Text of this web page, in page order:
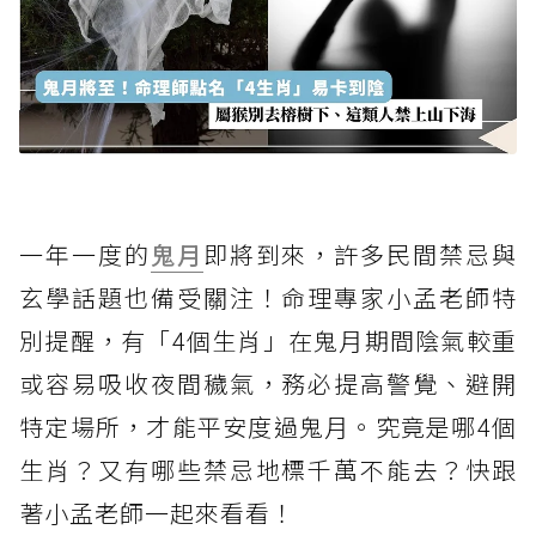
一年一度的鬼月 即將到來，許多民間禁忌與
玄學話題也備受關注！命理專家小孟老師特
別提醒，有「4個生肖」在鬼月期間陰氣較重
或容易吸收夜間穢氣，務必提高警覺、避開
特定場所，才能平安度過鬼月。究竟是哪4個
生肖？又有哪些禁忌地標千萬不能去？快跟
著小孟老師一起來看看！